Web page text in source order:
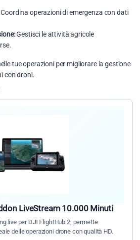
Coordina operazioni di emergenza con dati
Gestisci le attività agricole
tue operazioni per migliorare la gestione
con droni.
LiveStream 10.000 Minuti
live per DJI FlightHub 2, permette
delle operazioni drone con qualità HD.